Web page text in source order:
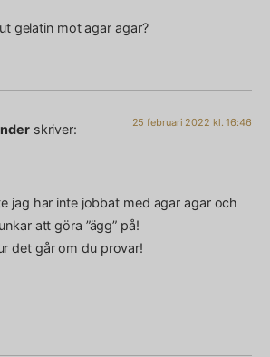
gelatin mot agar agar?
skriver: 25 februari 2022 kl. 16:46
jag har inte jobbat med agar agar och
att göra ”ägg” på!
det går om du provar!